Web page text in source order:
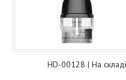
HD-00128 | На